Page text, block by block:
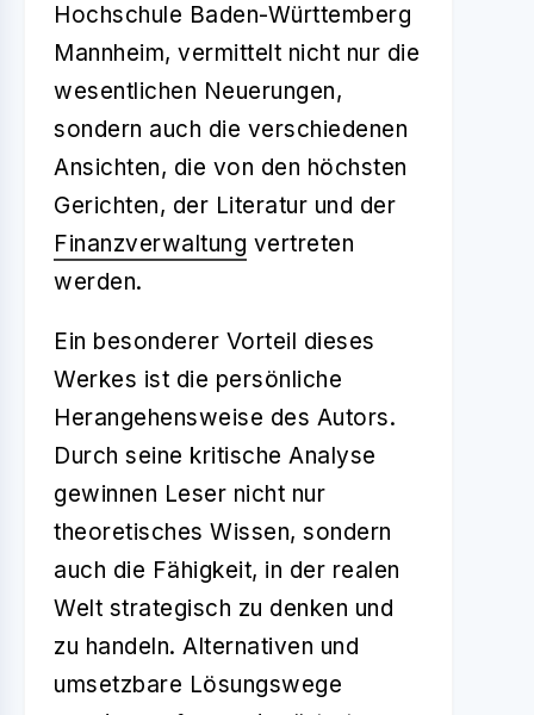
Hochschule Baden-Württemberg
Mannheim, vermittelt nicht nur die
wesentlichen Neuerungen,
sondern auch die verschiedenen
Ansichten, die von den höchsten
Gerichten, der Literatur und der
Finanzverwaltung vertreten
werden.
Ein besonderer Vorteil dieses
Werkes ist die persönliche
Herangehensweise des Autors.
Durch seine kritische Analyse
gewinnen Leser nicht nur
theoretisches Wissen, sondern
auch die Fähigkeit, in der realen
Welt strategisch zu denken und
zu handeln. Alternativen und
umsetzbare Lösungswege